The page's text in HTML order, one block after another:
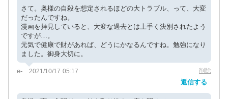
さて。奥様の自殺を想定されるほどの大トラブル、って、大変
だったんですね。
漫画を拝見していると、大変な過去とは上手く決別されたよう
ですが…。
元気で健康で財があれば、どうにかなるんですね。勉強になり
ました。御身大切に。
e- 2021/10/17 05:17 削除
返信する